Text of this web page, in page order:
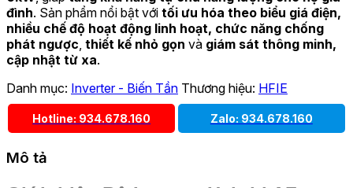
đình. Sản phẩm nổi bật với tối ưu hóa theo biểu giá điện,
nhiều chế độ hoạt động linh hoạt, chức năng chống
phát ngược, thiết kế nhỏ gọn và giám sát thông minh,
cập nhật từ xa.
Danh mục: Inverter - Biến Tần Thương hiệu: HFIE
Hotline: 934.678.160 Zalo: 934.678.160
Mô tả